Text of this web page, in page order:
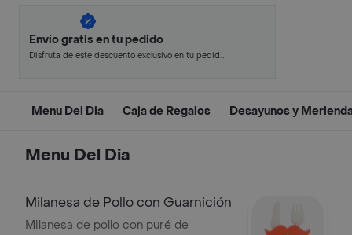
Envío gratis en tu pedido
Disfruta de este descuento exclusivo en tu pedido
Menu Del Dia Caja de Regalos Desayunos y
Menu Del Dia
Milanesa de Pollo con Guarnición
Milanesa de pollo con puré de